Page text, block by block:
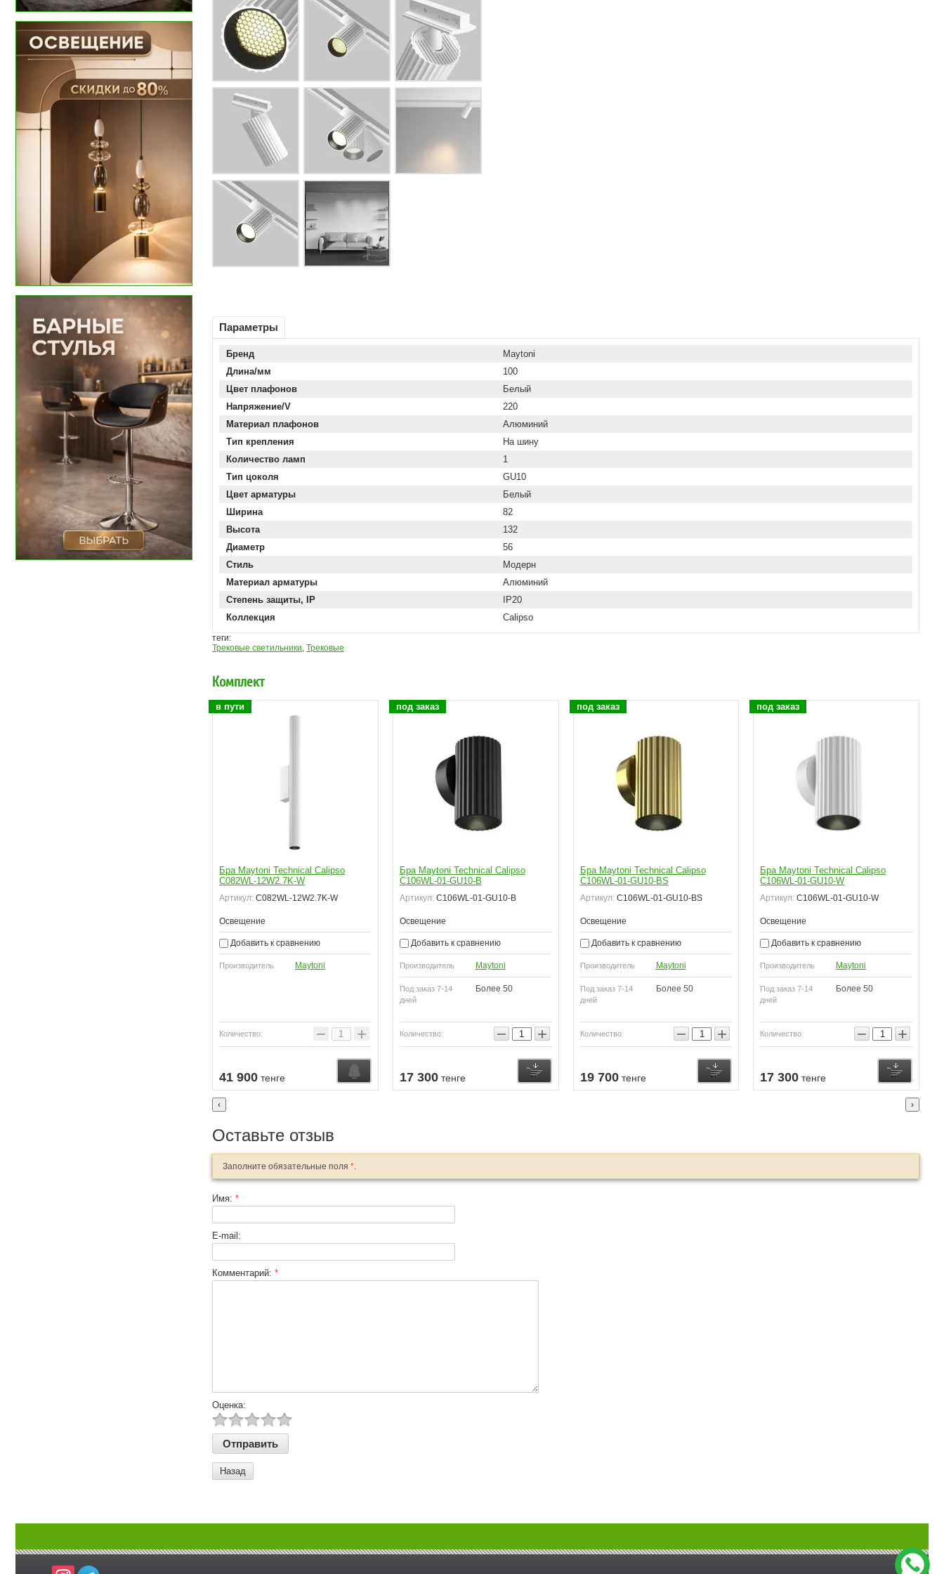
Параметры
Бренд
Maytoni
Длина/мм
100
Цвет плафонов
Белый
Напряжение/V
220
Материал плафонов
Алюминий
Тип крепления
На шину
Количество ламп
1
Тип цоколя
GU10
Цвет арматуры
Белый
Ширина
82
Высота
132
Диаметр
56
Стиль
Модерн
Материал арматуры
Алюминий
Степень защиты, IP
IP20
Коллекция
Calipso
теги:
Трековые светильники, Трековые
Комплект
в пути
Бра Maytoni Technical Calipso
C082WL-12W2.7K-W
Артикул: C082WL-12W2.7K-W
Освещение
Добавить к сравнению
Производитель Maytoni
Количество: − +
41 900 тенге
под заказ
Бра Maytoni Technical Calipso
C106WL-01-GU10-B
Артикул:C106WL-01-GU10-B
Освещение
Добавить к сравнению
Производитель Maytoni
Под заказ 7-14
дней
Более 50
Количество: − +
17 300тенге
под заказ
Бра Maytoni Technical Calipso
C106WL-01-GU10-BS
Артикул:C106WL-01-GU10-BS
Освещение
Добавить к сравнению
Производитель Maytoni
Под заказ 7-14
дней
Более 50
Количество: − +
19 700тенге
под заказ
Бра Maytoni Technical Calipso
C106WL-01-GU10-W
Артикул: C106WL-01-GU10-W
Освещение
Добавить к сравнению
Производитель Maytoni
Под заказ 7-14
дней
Более 50
Количество: − +
17 300 тенге
Купить Узнать о поступлении Купить Купить
‹ ›
Оставьте отзыв
Заполните обязательные поля *.
Имя: *
E-mail:
Комментарий: *
Оценка:
Назад